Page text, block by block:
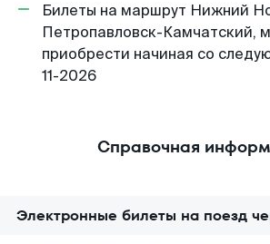
Билеты на маршрут Нижний
Петропавловск-Камчатский,
приобрести начиная со
11-2026
Справочная
Электронные билеты на поезд